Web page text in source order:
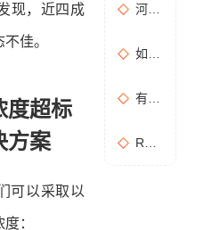
现，近四成
佳。
度超标
方案
可以采取以
：